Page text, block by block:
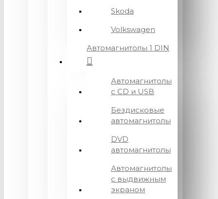
Skoda
Volkswagen
Автомагнитолы 1 DIN
Автомагнитолы
с CD и USB
Бездисковые
автомагнитолы
DVD
автомагнитолы
Автомагнитолы
с выдвижным
экраном